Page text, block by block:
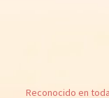
Reconocido en